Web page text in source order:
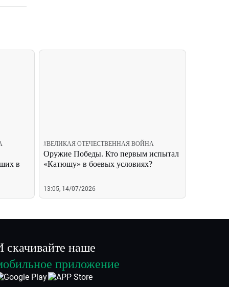
в
#ВЕЛИКАЯ ОТЕЧЕСТВЕННАЯ ВОЙНА
Оружие Победы. Кто первым испытал
«Катюшу» в боевых условиях?
13:05, 14/07/2026
скачивайте наше
приложение